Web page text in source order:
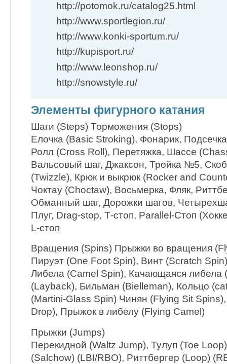
http://potomok.ru/catalog25.html
http://www.sportlegion.ru/
http://www.konki-sportum.ru/
http://kupisport.ru/
http://www.leonshop.ru/
http://snowstyle.ru/
Элементы фигурного катания
Шаги (Steps) Торможения (Stops)
Елочка (Basic Stroking), Фонарик,
Ролл (Cross Roll), Перетяжка, Шассе
Вальсовый шаг, Джаксон, Тройка №5,
(Twizzle), Крюк и выкрюк (Rocker and
Чоктау (Choctaw), Восьмерка, Фляк,
Обманный шаг, Дорожки шагов,
Плуг, Drag-stop, Т-стоп, Parallel-Стоп
L-стоп
Вращения (Spins) Прыжки во вращения
Пируэт (One Foot Spin), Винт (Scratch
Либела (Camel Spin), Качающаяся либела
(Layback), Бильман (Bielleman), Кольцо
(Martini-Glass Spin) Чинян (Flying Sit
Drop), Прыжок в либелу (Flying Camel)
Прыжки (Jumps)
Перекидной (Waltz Jump), Тулуп (Toe
(Salchow) (LBI/RBO), Риттбергер (Loop)